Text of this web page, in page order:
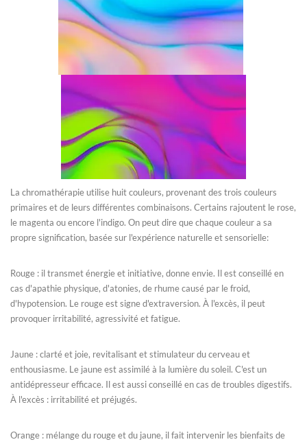
La chromathérapie utilise huit couleurs, provenant des trois couleurs
primaires et de leurs différentes combinaisons. Certains rajoutent le rose,
le magenta ou encore l'indigo. On peut dire que chaque couleur a sa
propre signification, basée sur l'expérience naturelle et sensorielle:
Rouge : il transmet énergie et initiative, donne envie. Il est conseillé en
cas d'apathie physique, d'atonies, de rhume causé par le froid,
d'hypotension. Le rouge est signe d'extraversion. À l'excès, il peut
provoquer irritabilité, agressivité et fatigue.
Jaune : clarté et joie, revitalisant et stimulateur du cerveau et
enthousiasme. Le jaune est assimilé à la lumière du soleil. C'est un
antidépresseur efficace. Il est aussi conseillé en cas de troubles digestifs.
À l'excès : irritabilité et préjugés.
Orange : mélange du rouge et du jaune, il fait intervenir les bienfaits de